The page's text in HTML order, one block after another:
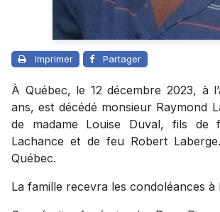
Imprimer Partager
À Québec, le 12 décembre 2023, à
ans, est décédé monsieur Raymond
de madame Louise Duval, fils de
Lachance et de feu Robert
Québec.
La famille recevra les condoléances à